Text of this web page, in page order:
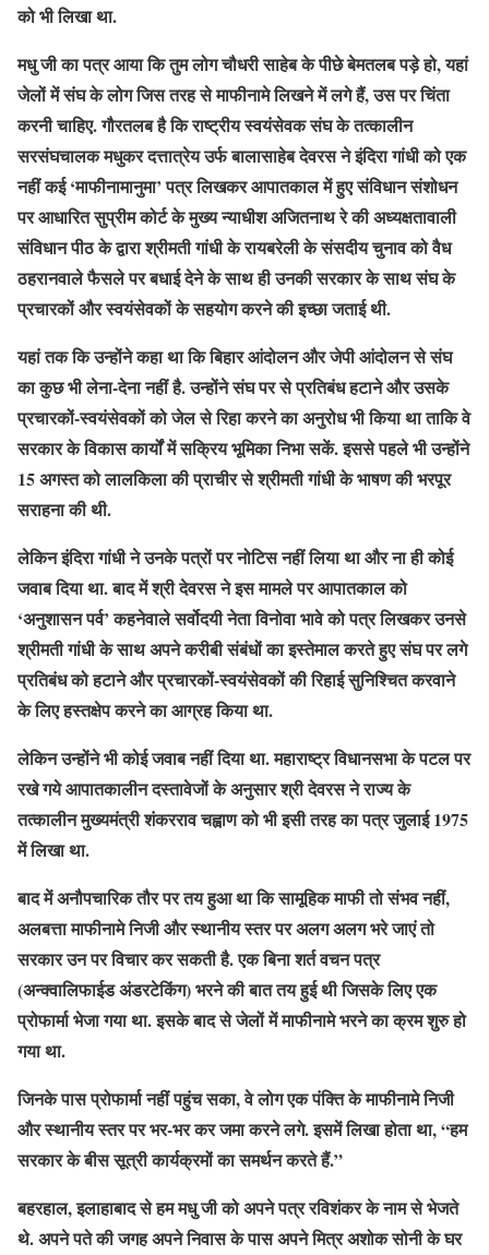
को भी लिखा था.
मधु जी का पत्र आया कि तुम लोग चौधरी साहेब के पीछे बेमतलब पड़े हो, यहां
जेलों में संघ के लोग जिस तरह से माफीनामे लिखने में लगे हैं, उस पर चिंता
करनी चाहिए. गौरतलब है कि राष्ट्रीय स्वयंसेवक संघ के तत्कालीन
सरसंघचालक मधुकर दत्तात्रेय उर्फ बालासाहेब देवरस ने इंदिरा गांधी को एक
नहीं कई ‘माफीनामानुमा’ पत्र लिखकर आपातकाल में हुए संविधान संशोधन
पर आधारित सुप्रीम कोर्ट के मुख्य न्याधीश अजितनाथ रे की अध्यक्षतावाली
संविधान पीठ के द्वारा श्रीमती गांधी के रायबरेली के संसदीय चुनाव को वैध
ठहरानवाले फैसले पर बधाई देने के साथ ही उनकी सरकार के साथ संघ के
प्रचारकों और स्वयंसेवकों के सहयोग करने की इच्छा जताई थी.
यहां तक कि उन्होंने कहा था कि बिहार आंदोलन और जेपी आंदोलन से संघ
का कुछ भी लेना-देना नहीं है. उन्होंने संघ पर से प्रतिबंध हटाने और उसके
प्रचारकों-स्वयंसेवकों को जेल से रिहा करने का अनुरोध भी किया था ताकि वे
सरकार के विकास कार्यों में सक्रिय भूमिका निभा सकें. इससे पहले भी उन्होंने
15 अगस्त को लालकिला की प्राचीर से श्रीमती गांधी के भाषण की भरपूर
सराहना की थी.
लेकिन इंदिरा गांधी ने उनके पत्रों पर नोटिस नहीं लिया था और ना ही कोई
जवाब दिया था. बाद में श्री देवरस ने इस मामले पर आपातकाल को
‘अनुशासन पर्व’ कहनेवाले सर्वोदयी नेता विनोवा भावे को पत्र लिखकर उनसे
श्रीमती गांधी के साथ अपने करीबी संबंधों का इस्तेमाल करते हुए संघ पर लगे
प्रतिबंध को हटाने और प्रचारकों-स्वयंसेवकों की रिहाई सुनिश्चित करवाने
के लिए हस्तक्षेप करने का आग्रह किया था.
लेकिन उन्होंने भी कोई जवाब नहीं दिया था. महाराष्ट्र विधानसभा के पटल पर
रखे गये आपातकालीन दस्तावेजों के अनुसार श्री देवरस ने राज्य के
तत्कालीन मुख्यमंत्री शंकरराव चह्वाण को भी इसी तरह का पत्र जुलाई 1975
में लिखा था.
बाद में अनौपचारिक तौर पर तय हुआ था कि सामूहिक माफी तो संभव नहीं,
अलबत्ता माफीनामे निजी और स्थानीय स्तर पर अलग अलग भरे जाएं तो
सरकार उन पर विचार कर सकती है. एक बिना शर्त वचन पत्र
(अन्क्वालिफाईड अंडरटेकिंग) भरने की बात तय हुई थी जिसके लिए एक
प्रोफार्मा भेजा गया था. इसके बाद से जेलों में माफीनामे भरने का क्रम शुरु हो
गया था.
जिनके पास प्रोफार्मा नहीं पहुंच सका, वे लोग एक पंक्ति के माफीनामे निजी
और स्थानीय स्तर पर भर-भर कर जमा करने लगे. इसमें लिखा होता था, “हम
सरकार के बीस सूत्री कार्यक्रमों का समर्थन करते हैं.”
बहरहाल, इलाहाबाद से हम मधु जी को अपने पत्र रविशंकर के नाम से भेजते
थे. अपने पते की जगह अपने निवास के पास अपने मित्र अशोक सोनी के घर